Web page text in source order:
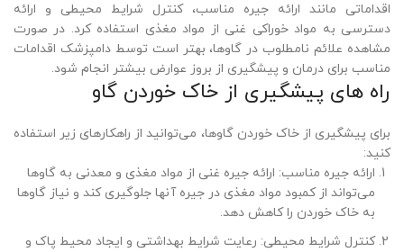
اقداماتی مانند ارائه جیره مناسب، کنترل شرایط محیطی و ارائه
دسترسی به مواد خوراکی غنی از مواد مغذی استفاده کرد. در صورت
مشاهده علائم نامطلوب در گاوها، بهتر است توسط دامپزشک اقدامات
مناسب برای درمان و پیشگیری از بروز عوارض بیشتر انجام شود.
راه های پیشگیری از خاک خوردن گاو
برای پیشگیری از خاک خوردن گاوها، می‌توانید از راهکارهای زیر استفاده
کنید:
ارائه جیره مناسب: ارائه جیره غنی از مواد مغذی و معدنی به گاوها
می‌تواند از کمبود مواد مغذی در جیره آنها جلوگیری کند و نیاز گاوها
به خاک خوردن را کاهش دهد.
کنترل شرایط محیطی: رعایت شرایط بهداشتی و ایجاد محیط پاک و